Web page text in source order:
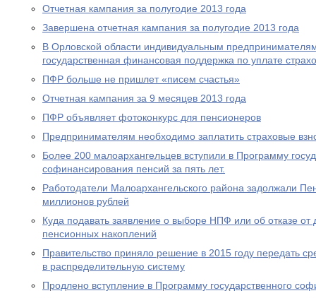
Отчетная кампания за полугодие 2013 года
Завершена отчетная кампания за полугодие 2013 года
В Орловской области индивидуальным
государственная финансовая поддержка по уплате
ПФР больше не пришлет «писем счастья»
Отчетная кампания за 9 месяцев 2013 года
ПФР объявляет фотоконкурс для пенсионеров
Предпринимателям необходимо заплатить страховые
Более 200 малоархангельцев вступили в Программу
софинансирования пенсий за пять лет.
Работодатели Малоархангельского района задолжали
миллионов рублей
Куда подавать заявление о выборе НПФ или об отказе
пенсионных накоплений
Правительство приняло решение в 2015 году передать
в распределительную систему
Продлено вступление в Программу государственного